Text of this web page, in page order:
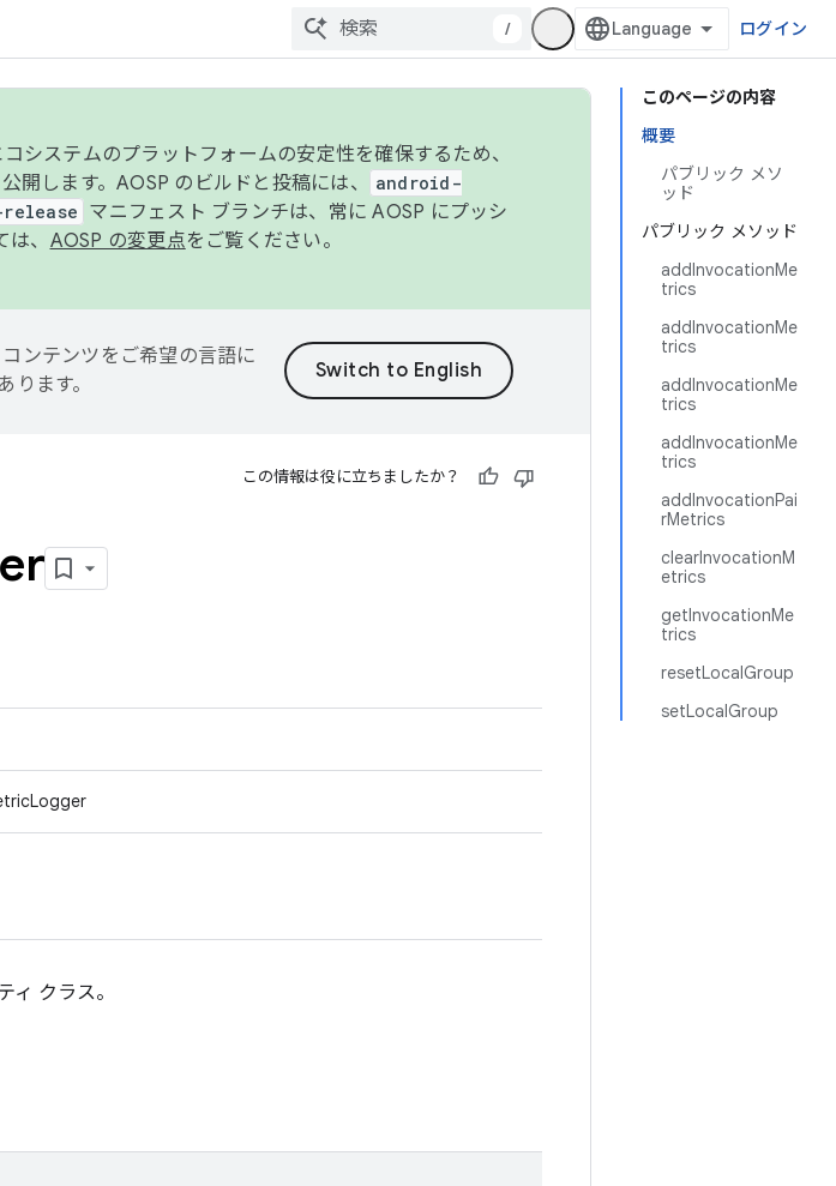
/ ログイン
このページの内容
概要
パブリック メソ
ッド
パブリック メソッド
addInvocationMe
trics
addInvocationMe
trics
addInvocationMe
trics
addInvocationMe
trics
addInvocationPai
rMetrics
clearInvocationM
etrics
getInvocationMe
trics
resetLocalGroup
setLocalGroup
システムのプラットフォームの安定性を確保するため、
開します。AOSP のビルドと投稿には、
android-
マニフェスト ブランチは、常に AOSP にプッシ
、 AOSP の変更点をご覧ください。
ンテンツをご希望の言語に
ます。
この情報は役に立ちましたか？
クラス。